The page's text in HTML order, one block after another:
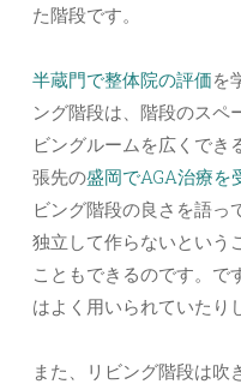
た階段です。
半蔵門で整体院の評価を
ング階段は、階段のスペ
ビングルームを広くでき
張先の盛岡でAGA治療を
ビング階段の良さを語っ
独立して作らないという
こともできるのです。で
はよく用いられていたり
また、リビング階段は吹